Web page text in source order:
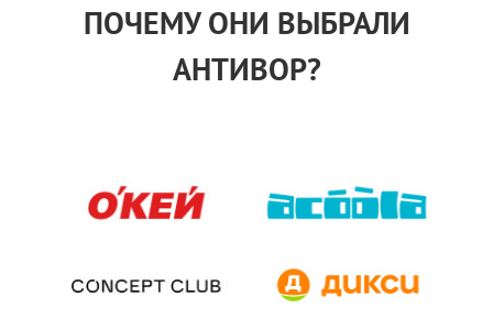
ПОЧЕМУ ОНИ ВЫБРАЛИ
АНТИВОР?